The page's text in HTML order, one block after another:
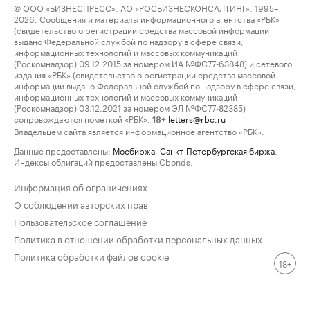
© ООО «БИЗНЕСПРЕСС», АО «РОСБИЗНЕСКОНСАЛТИНГ», 1995–
2026. Сообщения и материалы информационного агентства «РБК»
(свидетельство о регистрации средства массовой информации
выдано Федеральной службой по надзору в сфере связи,
информационных технологий и массовых коммуникаций
(Роскомнадзор) 09.12.2015 за номером ИА №ФС77-63848) и сетевого
издания «РБК» (свидетельство о регистрации средства массовой
информации выдано Федеральной службой по надзору в сфере связи,
информационных технологий и массовых коммуникаций
(Роскомнадзор) 03.12.2021 за номером ЭЛ №ФС77-82385)
сопровождаются пометкой «РБК».
18+ letters@rbc.ru
Владельцем сайта является информационное агентство «РБК».
Данные предоставлены: Мосбиржа Санкт-Петербургская биржа
Индексы облигаций предоставлены Cbonds.
Информация об ограничениях
О соблюдении авторских прав
Пользовательское соглашение
Политика в отношении обработки персональных данных
Политика обработки файлов cookie
18+